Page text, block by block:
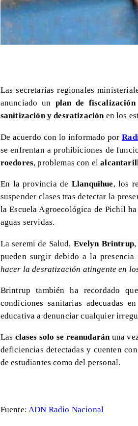
Las secretarías regionales
anunciado un plan de fiscalización
sanitización y desratizaciónen los
De acuerdo con lo informado por
se enfrentan a prohibiciones de
roedores, problemas con el
En la provincia de Llanquihue, los
suspender clases tras detectar la
la Escuela Agroecológica de Pichil
aguas servidas.
La seremi de Salud, Evelyn Brintrup,
pueden surgir debido a la presencia
hacer la desratización atingente en
Brintrup también ha recordado
condiciones sanitarias adecuadas
educativa a denunciar cualquier
Las clases solo se reanudaránuna
deficiencias detectadas y cuenten
de estudiantes como del personal.
Fuente: ADN Radio Nacional